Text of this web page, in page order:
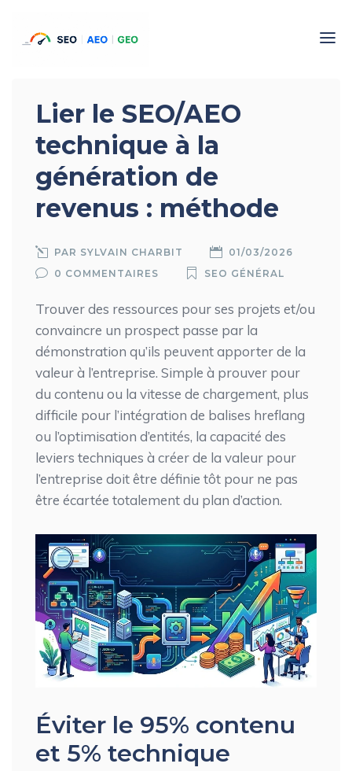
Lier le SEO/AEO
technique à la
génération de
revenus : méthode
PAR SYLVAIN CHARBIT
01/03/2026
0 COMMENTAIRES
SEO GÉNÉRAL
Trouver des ressources pour ses projets et/ou
convaincre un prospect passe par la
démonstration qu’ils peuvent apporter de la
valeur à l’entreprise. Simple à prouver pour
du contenu ou la vitesse de chargement, plus
difficile pour l’intégration de balises hreflang
ou l’optimisation d’entités, la capacité des
leviers techniques à créer de la valeur pour
l’entreprise doit être définie tôt pour ne pas
être écartée totalement du plan d’action.
Éviter le 95% contenu
et 5% technique